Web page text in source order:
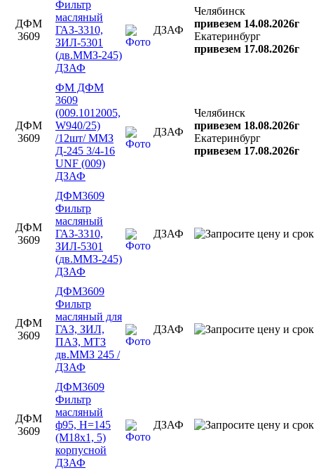
ДФМ
3609
Фильтр
масляный
ГАЗ-3310,
ЗИЛ-5301
(дв.ММЗ-245)
ДЗАФ
ДЗАФ
Челябинск
привезем 14.08.2026г
Екатеринбург
привезем 17.08.2026г
ДФМ
3609
ФМ ДФМ
3609
(009.1012005,
W940/25)
/12шт/ ММЗ
Д-245 3/4-16
UNF (009)
ДЗАФ
ДЗАФ
Челябинск
привезем 18.08.2026г
Екатеринбург
привезем 17.08.2026г
ДФМ
3609
ДФМ3609
Фильтр
масляный
ГАЗ-3310,
ЗИЛ-5301
(дв.ММЗ-245)
ДЗАФ
ДЗАФ
ДФМ
3609
ДФМ3609
Фильтр
масляный для
ГАЗ, ЗИЛ,
ПАЗ, МТЗ
дв.ММЗ 245 /
ДЗАФ
ДЗАФ
ДФМ
3609
ДФМ3609
Фильтр
масляный
ф95, Н=145
(М18х1, 5)
корпусной
ДЗАФ
ДЗАФ